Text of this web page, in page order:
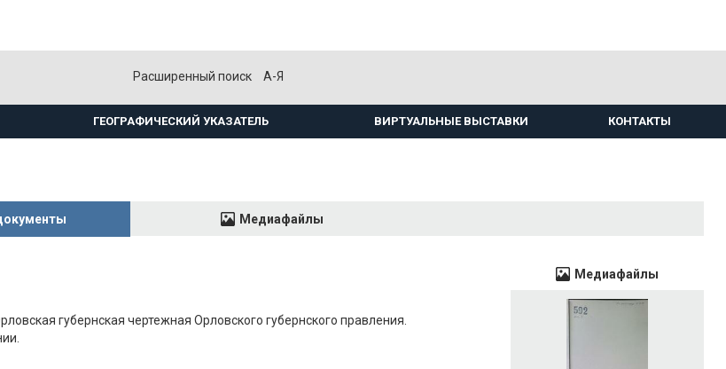
Расширенный поиск А-Я
ГЕОГРАФИЧЕСКИЙ УКАЗАТЕЛЬ ВИРТУАЛЬНЫЕ ВЫСТАВКИ КОНТАКТЫ
Медиафайлы
губернская чертежная Орловского губернского правления.
Медиафайлы